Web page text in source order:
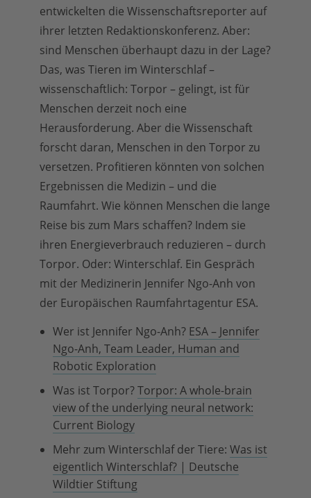
entwickelten die Wissenschaftsreporter auf
ihrer letzten Redaktionskonferenz. Aber:
sind Menschen überhaupt dazu in der Lage?
Das, was Tieren im Winterschlaf –
wissenschaftlich: Torpor – gelingt, ist für
Menschen derzeit noch eine
Herausforderung. Aber die Wissenschaft
forscht daran, Menschen in den Torpor zu
versetzen. Profitieren könnten von solchen
Ergebnissen die Medizin – und die
Raumfahrt. Wie können Menschen die lange
Reise bis zum Mars schaffen? Indem sie
ihren Energieverbrauch reduzieren – durch
Torpor. Oder: Winterschlaf. Ein Gespräch
mit der Medizinerin Jennifer Ngo-Anh von
der Europäischen Raumfahrtagentur ESA.
Wer ist Jennifer Ngo-Anh? ESA – Jennifer
Ngo-Anh, Team Leader, Human and
Robotic Exploration
Was ist Torpor?Torpor: A whole-brain
view of the underlying neural network:
Current Biology
Mehr zum Winterschlaf der Tiere: Was ist
eigentlich Winterschlaf? | Deutsche
Wildtier Stiftung